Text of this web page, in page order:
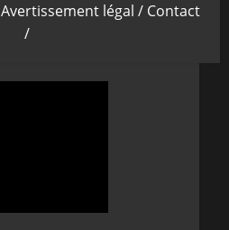
Avertissement légal / Contact
/